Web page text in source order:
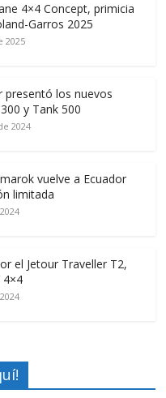
4×4 Concept, primicia
Garros 2025
2025
presentó los nuevos
y Tank 500
2024
vuelve a Ecuador
limitada
el Jetour Traveller T2,
4×4